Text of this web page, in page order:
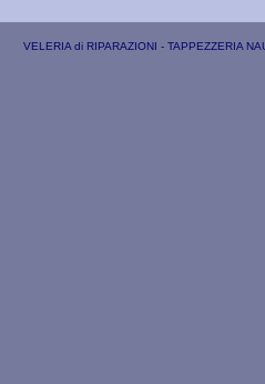
VELERIA di RIPARAZIONI - TAPPEZZERIA